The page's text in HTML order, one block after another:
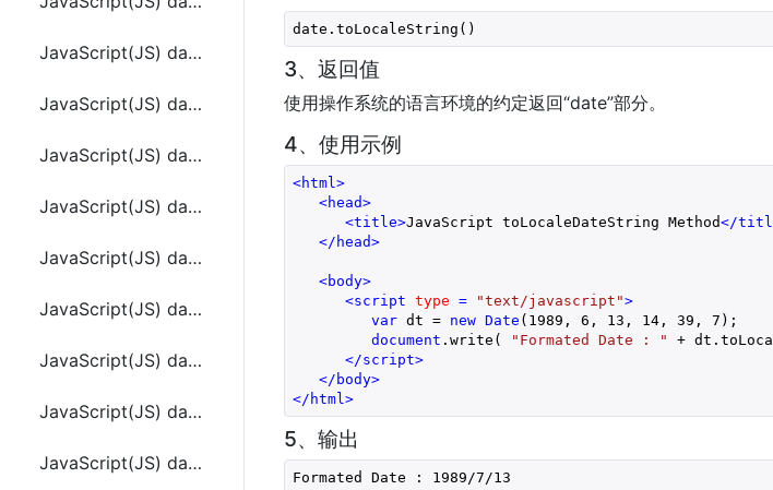
JavaScript(JS) date.getMonth()
JavaScript(JS) date.getSeconds()
JavaScript(JS) date.getTime()
JavaScript(JS) date.getTimezoneOffset()
JavaScript(JS) date.getUTCDate()
JavaScript(JS) date.getUTCDay()
JavaScript(JS) date.getUTCFullYear()
JavaScript(JS) date.getUTCHours ()
JavaScript(JS) date.getUTCMilliseconds()
date.toLocaleString()
3、返回值
使用操作系统的语言环境的约定返回“date”部分。
4、使用示例
<html >
<head>
<title>JavaScript toLocaleDateString Method</
</ head>
<body>
<script type = "text/javascript">
var dt = new Date ( 1989 , 6 , 13 , 14, 39 , 7 );
document .write( "Formated Date : " +
</script>
</ body>
</ html >
5、输出
Formated Date : 1989/7/13